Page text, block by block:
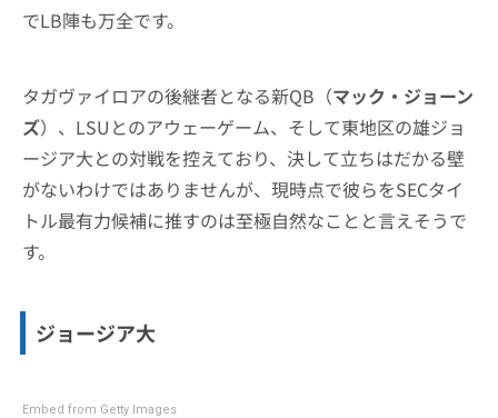
でLB陣も万全です。
タガヴァイロアの後継者となる新QB（マック・ジョーン
ズ）、LSUとのアウェーゲーム、そして東地区の雄ジョ
ージア大との対戦を控えており、決して立ちはだかる壁
がないわけではありませんが、現時点で彼らをSECタイ
トル最有力候補に推すのは至極自然なことと言えそうで
す。
ジョージア大
Embed from Getty Images